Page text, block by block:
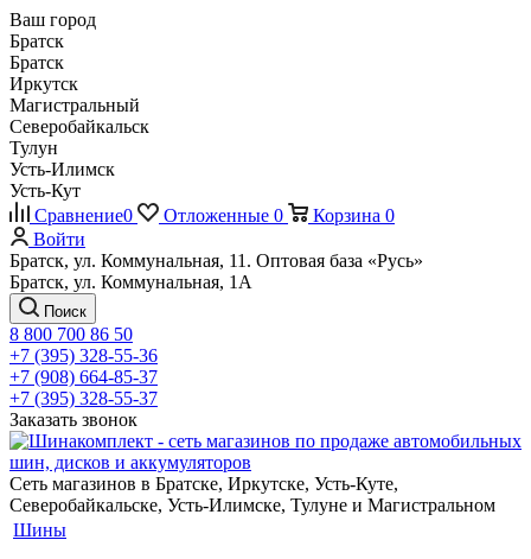
Ваш город
Братск
Братск
Иркутск
Магистральный
Северобайкальск
Тулун
Усть-Илимск
Усть-Кут
Сравнение0 Отложенные 0 Корзина 0
Войти
Братск, ул. Коммунальная, 11. Оптовая база «Русь»
Братск, ул. Коммунальная, 1А
Поиск
8 800 700 86 50
+7 (395) 328-55-36
+7 (908) 664-85-37
+7 (395) 328-55-37
Заказать звонок
Сеть магазинов в Братске, Иркутске, Усть-Куте,
Северобайкальске, Усть-Илимске, Тулуне и Магистральном
Шины